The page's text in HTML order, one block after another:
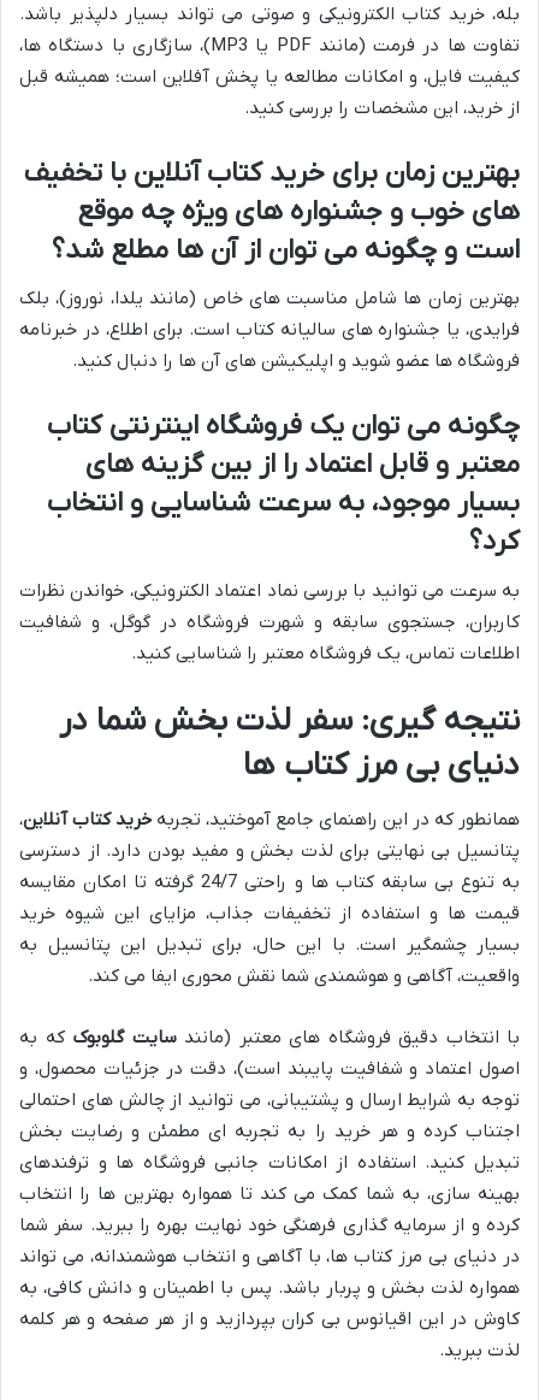
بله، خرید کتاب الکترونیکی و صوتی می تواند بسیار دلپذیر باشد.
تفاوت ها در فرمت (مانند PDF یا MP3)، سازگاری با دستگاه ها،
کیفیت فایل، و امکانات مطالعه یا پخش آفلاین است؛ همیشه قبل
از خرید، این مشخصات را بررسی کنید.
بهترین زمان برای خرید کتاب آنلاین با تخفیف
های خوب و جشنواره های ویژه چه موقع
است و چگونه می توان از آن ها مطلع شد؟
بهترین زمان ها شامل مناسبت های خاص (مانند یلدا، نوروز)، بلک
فرایدی، یا جشنواره های سالیانه کتاب است. برای اطلاع، در خبرنامه
فروشگاه ها عضو شوید و اپلیکیشن های آن ها را دنبال کنید.
چگونه می توان یک فروشگاه اینترنتی کتاب
معتبر و قابل اعتماد را از بین گزینه های
بسیار موجود، به سرعت شناسایی و انتخاب
کرد؟
به سرعت می توانید با بررسی نماد اعتماد الکترونیکی، خواندن نظرات
کاربران، جستجوی سابقه و شهرت فروشگاه در گوگل، و شفافیت
اطلاعات تماس، یک فروشگاه معتبر را شناسایی کنید.
نتیجه گیری: سفر لذت بخش شما در
دنیای بی مرز کتاب ها
همانطور که در این راهنمای جامع آموختید، تجربه خرید کتاب آنلاین،
پتانسیل بی نهایتی برای لذت بخش و مفید بودن دارد. از دسترسی
به تنوع بی سابقه کتاب ها و راحتی 24/7 گرفته تا امکان مقایسه
قیمت ها و استفاده از تخفیفات جذاب، مزایای این شیوه خرید
بسیار چشمگیر است. با این حال، برای تبدیل این پتانسیل به
واقعیت، آگاهی و هوشمندی شما نقش محوری ایفا می کند.
با انتخاب دقیق فروشگاه های معتبر (مانندسایت گلوبوک که به
اصول اعتماد و شفافیت پایبند است)، دقت در جزئیات محصول، و
توجه به شرایط ارسال و پشتیبانی، می توانید از چالش های احتمالی
اجتناب کرده و هر خرید را به تجربه ای مطمئن و رضایت بخش
تبدیل کنید. استفاده از امکانات جانبی فروشگاه ها و ترفندهای
بهینه سازی، به شما کمک می کند تا همواره بهترین ها را انتخاب
کرده و از سرمایه گذاری فرهنگی خود نهایت بهره را ببرید. سفر شما
در دنیای بی مرز کتاب ها، با آگاهی و انتخاب هوشمندانه، می تواند
همواره لذت بخش و پربار باشد. پس با اطمینان و دانش کافی، به
کاوش در این اقیانوس بی کران بپردازید و از هر صفحه و هر کلمه
لذت ببرید.